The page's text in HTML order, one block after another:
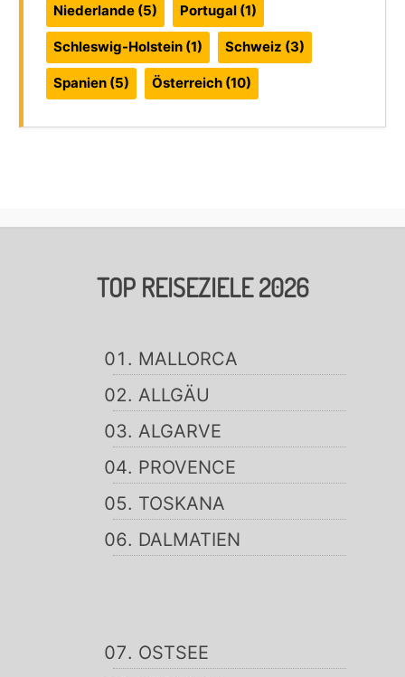
Niederlande(5) Portugal(1)
Schleswig-Holstein(1) Schweiz (3)
Spanien(5) Österreich(10)
TOP REISEZIELE 2026
MALLORCA
ALLGÄU
ALGARVE
PROVENCE
TOSKANA
DALMATIEN
OSTSEE